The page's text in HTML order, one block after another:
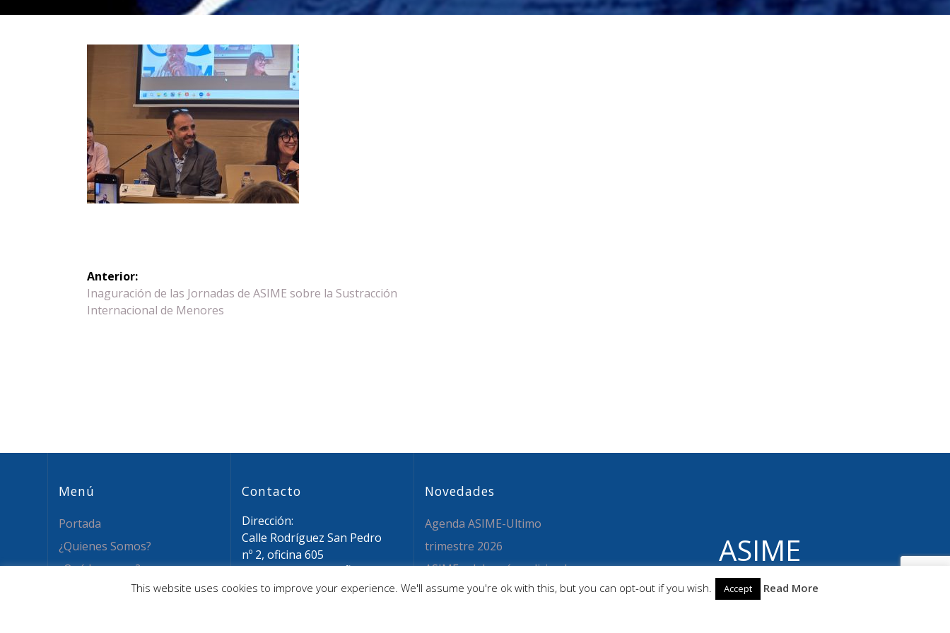
Navegación
de
Anterior:
Entrada
anterior:
Inaguración de las Jornadas de ASIME sobre la Sustracción
Internacional de Menores
Menú
Portada
¿Quienes Somos?
¿Qué hacemos?
Contacto
Dirección:
Calle Rodríguez San Pedro
nº 2, oficina 605
Email: info@asime.org
Novedades
Agenda ASIME-Ultimo
trimestre 2026
ASIME celebrará en diciembre
una nueva edición de sus
ASIME
© 2026 ASIME. Construido utilizando WordPress
y elHighlight Theme
This website uses cookies to improve your experience. We'll assume you're ok with this, but you can opt-out if you wish. Accept Read More